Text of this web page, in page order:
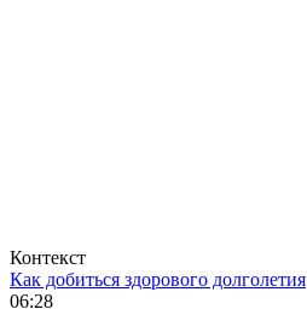
Контекст
Как добиться здорового долголетия
06:28